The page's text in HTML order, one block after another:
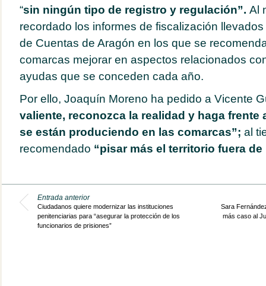
“sin ningún tipo de registro y regulación”. Al
recordado los informes de fiscalización
de Cuentas de Aragón en los que se
comarcas mejorar en aspectos relacionados
ayudas que se conceden cada año.
Por ello, Joaquín Moreno ha pedido a Vicente
valiente, reconozca la realidad y haga frente
se están produciendo en las comarcas”; al
recomendado “pisar más el territorio fuera
Entrada anterior
Ciudadanos quiere modernizar las instituciones
penitenciarias para “asegurar la protección de los
funcionarios de prisiones”
Sara
más caso al